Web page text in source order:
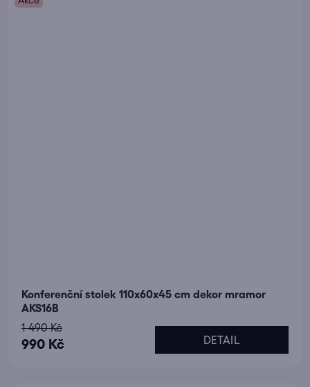
Konferenční stolek 110x60x45 cm dekor mramor
AKS16B
990 Kč
1 490 Kč
DETAIL